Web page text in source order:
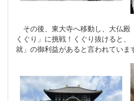
その後、東大寺へ移動し、大仏殿
くぐり」に挑戦！くぐり抜けると
就」の御利益があると言われていま